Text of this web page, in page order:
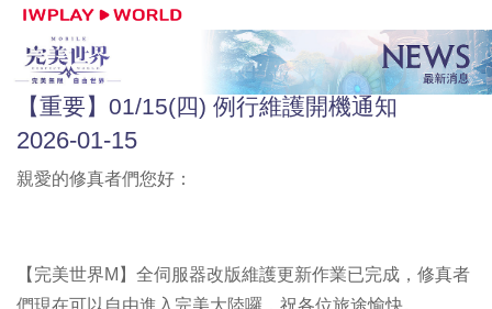
【重要】01/15(四) 例行維護開機通知
2026-01-15
親愛的修真者們您好：
【完美世界M】全伺服器改版維護更新作業已完成，修真者